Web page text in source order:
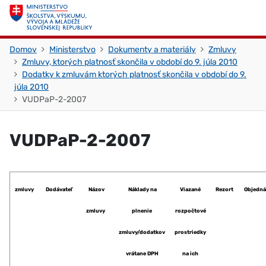
Skočiť na obsah
Domov Ministerstvo Dokumenty a materiály
Zmluvy
Zmluvy, ktorých platnosť skončila v období do 9. júla 2010
Dodatky k zmluvám ktorých platnosť skončila v období do 9.
júla 2010
VUDPaP-2-2007
VUDPaP-2-2007
zmluvy Dodávateľ Názov
zmluvy
Náklady na
plnenie
zmluvy/dodatkov
vrátane DPH
Viazané
rozpočtové
prostriedky
na ich
Rezort
Skočiť na začiatok stránky